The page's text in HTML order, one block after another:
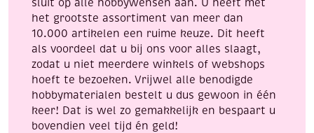
sluit op alle hobbywensen aan. U heeft met
het grootste assortiment van meer dan
10.000 artikelen een ruime keuze. Dit heeft
als voordeel dat u bij ons voor alles slaagt,
zodat u niet meerdere winkels of webshops
hoeft te bezoeken. Vrijwel alle benodigde
hobbymaterialen bestelt u dus gewoon in één
keer! Dat is wel zo gemakkelijk en bespaart u
bovendien veel tijd én geld!